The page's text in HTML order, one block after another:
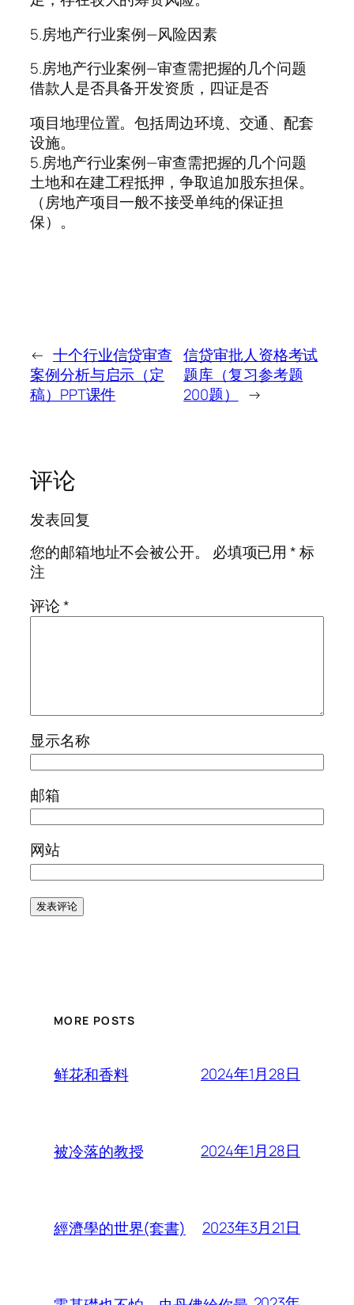
5.房地产行业案例—风险因素
5.房地产行业案例—审查需把握的几个问题
借款人是否具备开发资质，四证是否
项目地理位置。包括周边环境、交通、配套
设施。
5.房地产行业案例—审查需把握的几个问题
土地和在建工程抵押，争取追加股东担保。
（房地产项目一般不接受单纯的保证担
保）。
← 十个行业信贷审查
案例分析与启示（定
稿）PPT课件
信贷审批人资格考试
题库（复习参考题
200题）
→
评论
发表回复
您的邮箱地址不会被公开。
必填项已用*标
注
评论*
显示名称
邮箱
网站
MORE POSTS
鲜花和香料 2024年1月28日
被冷落的教授 2024年1月28日
經濟學的世界(套書) 2023年3月21日